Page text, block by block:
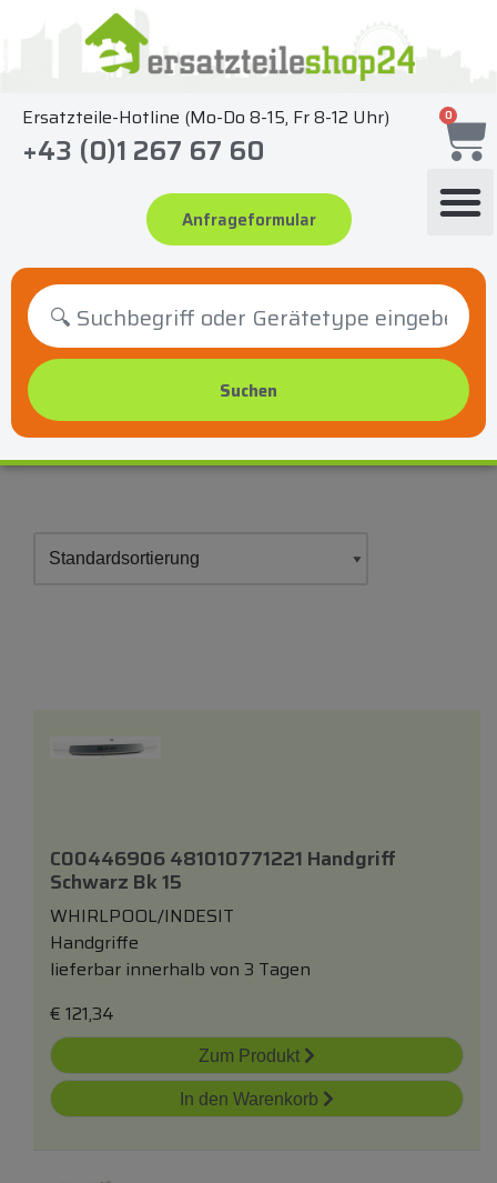
springen
Ersatzteile-Hotline (Mo-Do 8-15, Fr 8-12 Uhr)
+43 (0)1 267 67 60
Anfrageformular
0
C00446906 481010771221 Handgriff
Schwarz Bk 15
WHIRLPOOL/INDESIT
Handgriffe
lieferbar innerhalb von 3 Tagen
€ 121,34
Zum Produkt
In den Warenkorb